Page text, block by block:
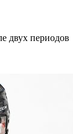
двух периодов